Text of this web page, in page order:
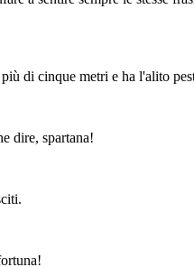
di cinque metri e ha l'alito
dire, spartana!